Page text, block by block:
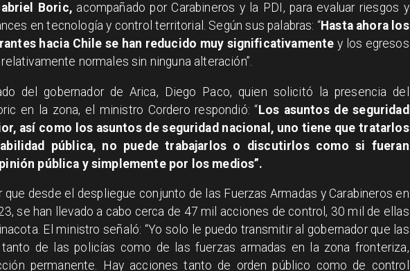
Boric,acompañado por Carabineros y la PDI, para evaluar riesgos y
en tecnología y control territorial. Según sus palabras: “Hasta ahora los
hacia Chile se han reducido muy significativamente y los egresos
normales sin ninguna alteración”.
del gobernador de Arica, Diego Paco, quien solicitó la presencia del
en la zona, el ministro Cordero respondió: “Los asuntos de seguridad
así como los asuntos de seguridad nacional, uno tiene que tratarlos
pública, no puede trabajarlos o discutirlos como si fueran
pública y simplemente por los medios”.
que desde el despliegue conjunto de las Fuerzas Armadas y Carabineros en
se han llevado a cabo cerca de 47 mil acciones de control, 30 mil de ellas
El ministro señaló: “Yo solo le puedo transmitir al gobernador que las
de las policías como de las fuerzas armadas en la zona fronteriza,
permanente. Hay acciones tanto de orden público como de control